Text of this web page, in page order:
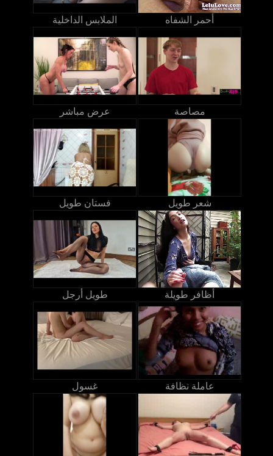
الملابس الداخلية أحمر الشفاه
عرض مباشر مصاصة
فستان طويل شعر طويل
طويل أرجل أظافر طويلة
غسول عاملة نظافة